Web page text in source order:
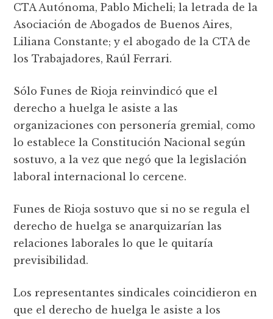
CTA Autónoma, Pablo Micheli; la letrada de la
Asociación de Abogados de Buenos Aires,
Liliana Constante; y el abogado de la CTA de
los Trabajadores, Raúl Ferrari.
Sólo Funes de Rioja reinvindicó que el
derecho a huelga le asiste a las
organizaciones con personería gremial, como
lo establece la Constitución Nacional según
sostuvo, a la vez que negó que la legislación
laboral internacional lo cercene.
Funes de Rioja sostuvo que si no se regula el
derecho de huelga se anarquizarían las
relaciones laborales lo que le quitaría
previsibilidad.
Los representantes sindicales coincidieron en
que el derecho de huelga le asiste a los